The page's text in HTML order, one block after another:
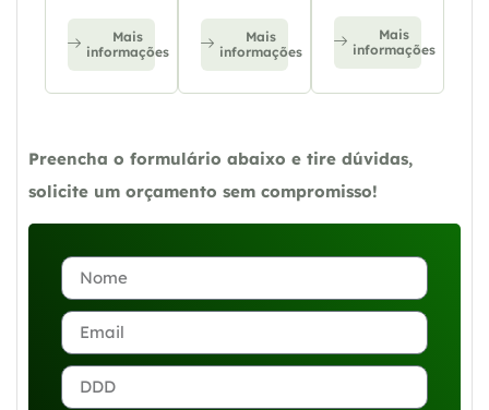
Mais
informações
Mais
informações
Mais
informações
Preencha o formulário abaixo e tire dúvidas,
solicite um orçamento sem compromisso!